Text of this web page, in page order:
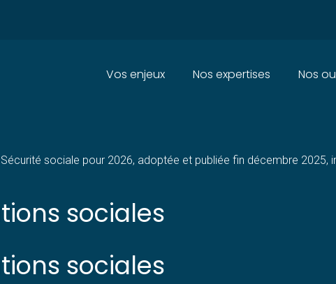
Principal
Vos enjeux Nos expertises Nos
SOCIALES EN 2026 POUR
sociale pour 2026, adoptée et publiée fin décembre 2025,
sociales
sociales